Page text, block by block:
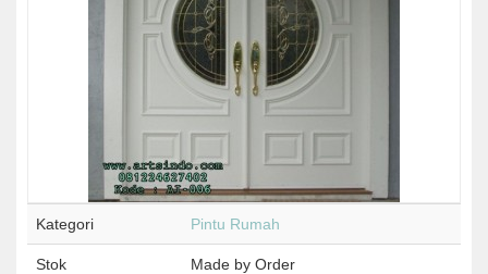
Kategori Pintu Rumah
Stok Made by Order